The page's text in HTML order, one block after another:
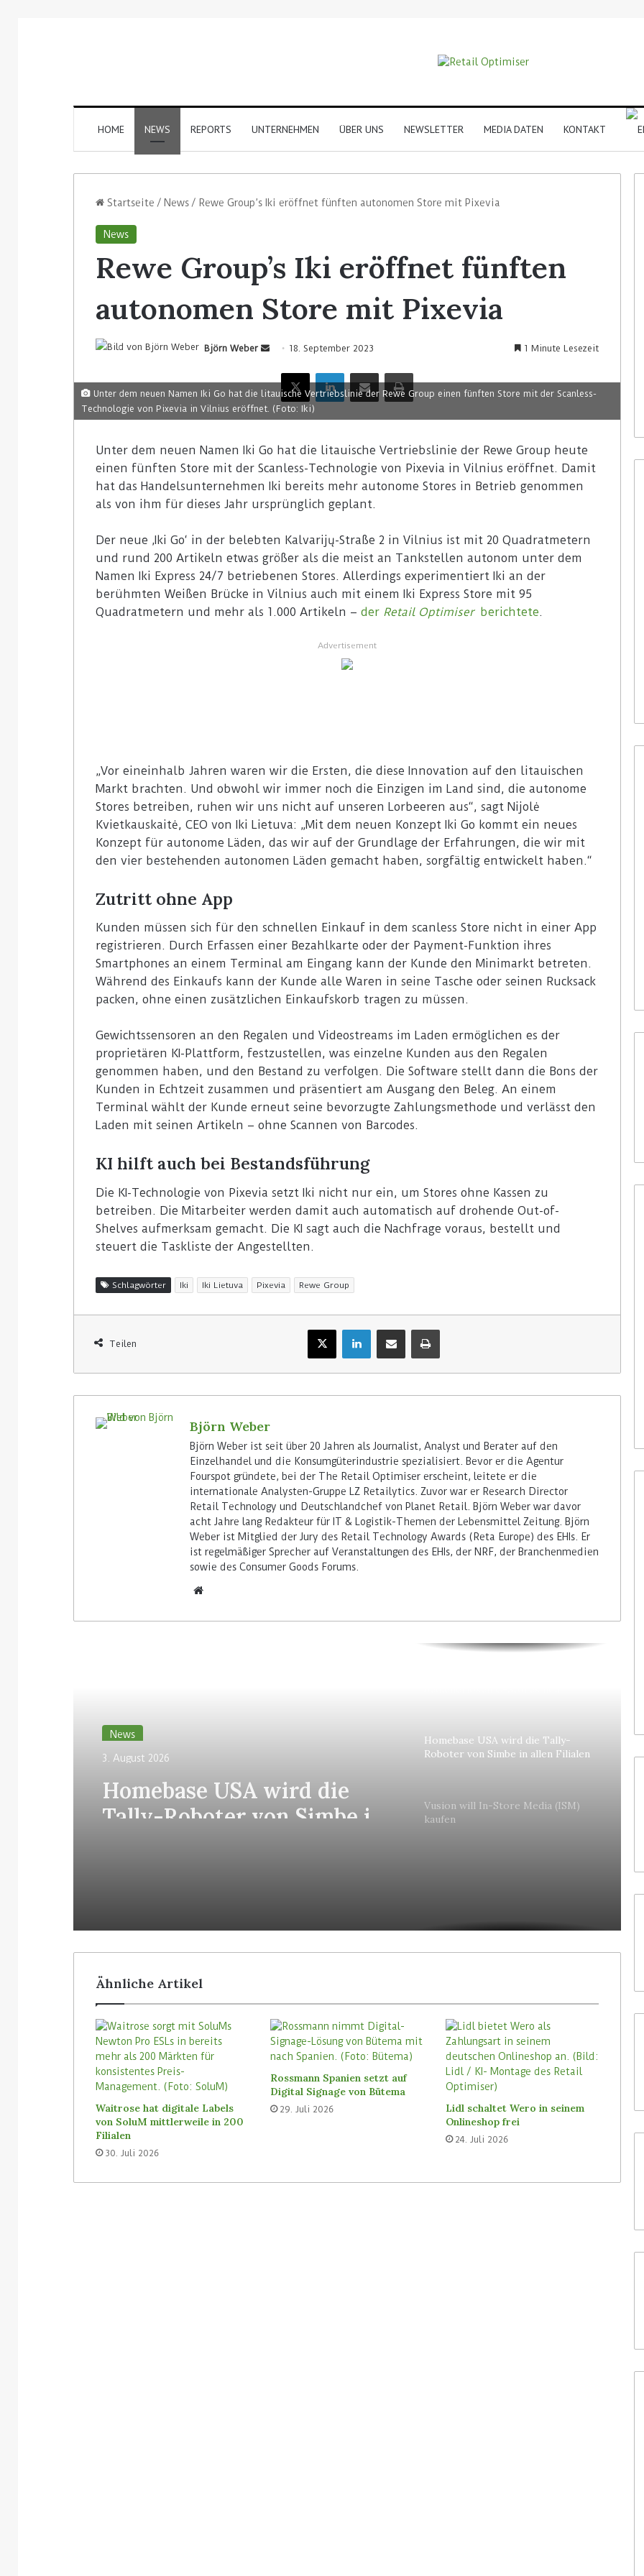
HOME NEWS REPORTS UNTERNEHMEN ÜBER UNS NEWSLETTER MEDIA DATEN KONTAKT
Startseite / News / Rewe Group’s Iki eröffnet fünften autonomen Store mit Pixevia
News
Rewe Group’s Iki eröffnet fünften
autonomen Store mit Pixevia
Björn Weber
n
d
n
s
e
i
e
E
-
M
a
18. September 2023 1 Minute Lesezeit
X
Unter dem neuen Namen Iki Go hat die litauische Vertriebslinie der Rewe Group einen fünften Store mit der Scanless-
Technologie von Pixevia in Vilnius eröffnet. (Foto: Iki)
Unter dem neuen Namen Iki Go hat die litauische Vertriebslinie der Rewe Group heute
einen fünften Store mit der Scanless-Technologie von Pixevia in Vilnius eröffnet. Damit
hat das Handelsunternehmen Iki bereits mehr autonome Stores in Betrieb genommen
als von ihm für dieses Jahr ursprünglich geplant.
Der neue ‚Iki Go‘ in der belebten Kalvarijų-Straße 2 in Vilnius ist mit 20 Quadratmetern
und rund 200 Artikeln etwas größer als die meist an Tankstellen autonom unter dem
Namen Iki Express 24/7 betriebenen Stores. Allerdings experimentiert Iki an der
berühmten Weißen Brücke in Vilnius auch mit einem Iki Express Store mit 95
Quadratmetern und mehr als 1.000 Artikeln – der Retail Optimiser berichtete.
Advertisement
„Vor eineinhalb Jahren waren wir die Ersten, die diese Innovation auf den litauischen
Markt brachten. Und obwohl wir immer noch die Einzigen im Land sind, die autonome
Stores betreiben, ruhen wir uns nicht auf unseren Lorbeeren aus“, sagt Nijolė
Kvietkauskaitė, CEO von Iki Lietuva: „Mit dem neuen Konzept Iki Go kommt ein neues
Konzept für autonome Läden, das wir auf der Grundlage der Erfahrungen, die wir mit
den vier bestehenden autonomen Läden gemacht haben, sorgfältig entwickelt haben.“
Zutritt ohne App
Kunden müssen sich für den schnellen Einkauf in dem scanless Store nicht in einer App
registrieren. Durch Erfassen einer Bezahlkarte oder der Payment-Funktion ihres
Smartphones an einem Terminal am Eingang kann der Kunde den Minimarkt betreten.
Während des Einkaufs kann der Kunde alle Waren in seine Tasche oder seinen Rucksack
packen, ohne einen zusätzlichen Einkaufskorb tragen zu müssen.
Gewichtssensoren an den Regalen und Videostreams im Laden ermöglichen es der
proprietären KI-Plattform, festzustellen, was einzelne Kunden aus den Regalen
genommen haben, und den Bestand zu verfolgen. Die Software stellt dann die Bons der
Kunden in Echtzeit zusammen und präsentiert am Ausgang den Beleg. An einem
Terminal wählt der Kunde erneut seine bevorzugte Zahlungsmethode und verlässt den
Laden mit seinen Artikeln – ohne Scannen von Barcodes.
KI hilft auch bei Bestandsführung
Die KI-Technologie von Pixevia setzt Iki nicht nur ein, um Stores ohne Kassen zu
betreiben. Die Mitarbeiter werden damit auch automatisch auf drohende Out-of-
Shelves aufmerksam gemacht. Die KI sagt auch die Nachfrage voraus, bestellt und
steuert die Taskliste der Angestellten.
Schlagwörter Iki Iki Lietuva Pixevia Rewe Group
Teilen
X
Björn Weber
Björn Weber ist seit über 20 Jahren als Journalist, Analyst und Berater auf den
Einzelhandel und die Konsumgüterindustrie spezialisiert. Bevor er die Agentur
Fourspot gründete, bei der The Retail Optimiser erscheint, leitete er die
internationale Analysten-Gruppe LZ Retailytics. Zuvor war er Research Director
Retail Technology und Deutschlandchef von Planet Retail. Björn Weber war davor
acht Jahre lang Redakteur für IT & Logistik-Themen der Lebensmittel Zeitung. Björn
Weber ist Mitglied der Jury des Retail Technology Awards (Reta Europe) des EHIs. Er
ist regelmäßiger Sprecher auf Veranstaltungen des EHIs, der NRF, der Branchenmedien
sowie des Consumer Goods Forums.
eit
News
3. August 2026
Homebase USA wird die
Tally-Roboter von Simbe in
Homebase USA wird die Tally-
Roboter von Simbe in allen Filialen
Vusion will In-Store Media (ISM)
kaufen
Ähnliche Artikel
Waitrose hat digitale Labels
von SoluM mittlerweile in 200
Filialen
30. Juli 2026
Rossmann Spanien setzt auf
Digital Signage von Bütema
29. Juli 2026
Lidl schaltet Wero in seinem
Onlineshop frei
24. Juli 2026